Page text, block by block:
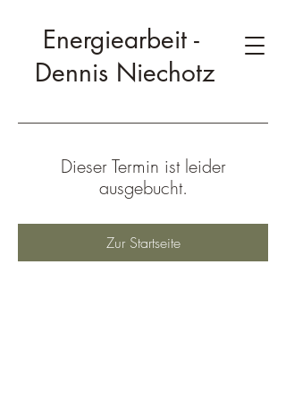
Energiearbeit -
Dennis Niechotz
Dieser Termin ist leider
ausgebucht.
Zur Startseite